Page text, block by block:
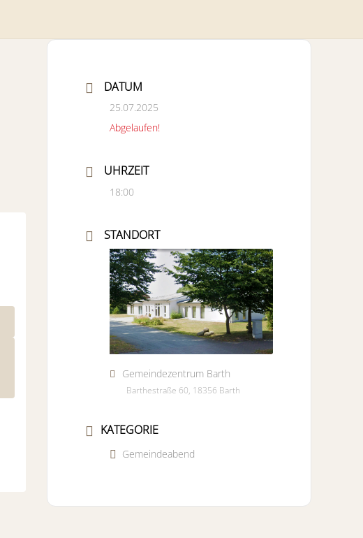
DATUM
25.07.2025
Abgelaufen!
UHRZEIT
18:00
STANDORT
Gemeindezentrum Barth
Barthestraße 60, 18356 Barth
KATEGORIE
Gemeindeabend